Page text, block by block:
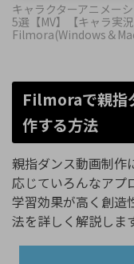
キャラクターアニメー
5選【MV】【キャラ実
Filmora(Windows＆
Filmoraで親指
作する方法
親指ダンス動画制作
応じていろんなアプ
学習効果が高く創造
法を詳しく解説しま